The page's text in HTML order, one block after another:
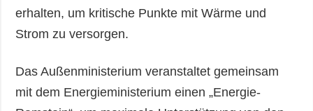
erhalten, um kritische Punkte mit Wärme und
Strom zu versorgen.
Das Außenministerium veranstaltet gemeinsam
mit dem Energieministerium einen „Energie-